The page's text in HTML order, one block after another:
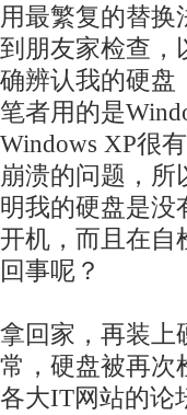
用最繁复的替换
到朋友家检查，
确辨认我的硬盘
笔者用的是
Windows XP很
崩溃的问题，所
明我的硬盘是没
开机，而且在自
回事呢？
拿回家，再装上
常，硬盘被再次
各大IT网站的论